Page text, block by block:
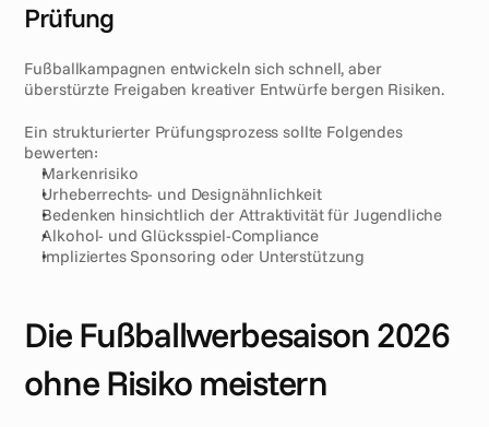
Prüfung
Fußballkampagnen entwickeln sich schnell, aber
überstürzte Freigaben kreativer Entwürfe bergen Risiken.
Ein strukturierter Prüfungsprozess sollte Folgendes
bewerten:
Markenrisiko
Urheberrechts- und Designähnlichkeit
Bedenken hinsichtlich der Attraktivität für Jugendliche
Alkohol- und Glücksspiel-Compliance
Impliziertes Sponsoring oder Unterstützung
Die Fußballwerbesaison 2026
ohne Risiko meistern